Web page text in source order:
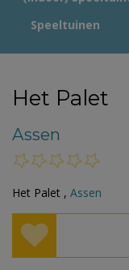
Speeltuinen
Het Palet
Assen
Het Palet , Assen